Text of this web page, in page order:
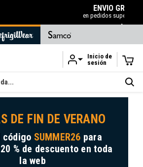
Ir al contenido principal
en pedidos superiores a 120 ¤
.
Inicio de
sesión
DE FIN DE VERANO
código SUMMER26 para
% de descuento en toda
la web